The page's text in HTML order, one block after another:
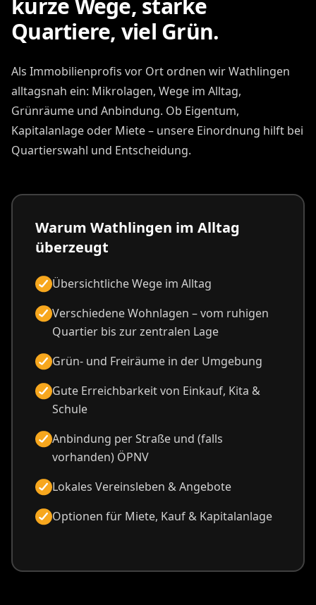
kurze Wege, starke
Quartiere, viel Grün.
Als Immobilienprofis vor Ort ordnen wir Wathlingen
alltagsnah ein: Mikrolagen, Wege im Alltag,
Grünräume und Anbindung. Ob Eigentum,
Kapitalanlage oder Miete – unsere Einordnung hilft bei
Quartierswahl und Entscheidung.
Warum Wathlingen im Alltag
überzeugt
Übersichtliche Wege im Alltag
Verschiedene Wohnlagen – vom ruhigen
Quartier bis zur zentralen Lage
Grün- und Freiräume in der Umgebung
Gute Erreichbarkeit von Einkauf, Kita &
Schule
Anbindung per Straße und (falls
vorhanden) ÖPNV
Lokales Vereinsleben & Angebote
Optionen für Miete, Kauf & Kapitalanlage